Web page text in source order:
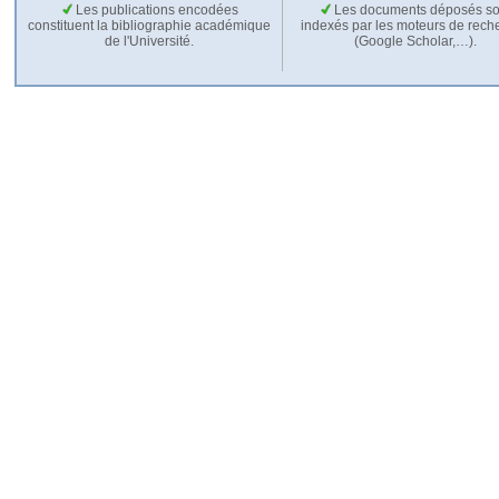
Les publications encodées
constituent la bibliographie académique
de l'Université.
Les documents déposés
indexés par les moteurs de
(Google Scholar,…).